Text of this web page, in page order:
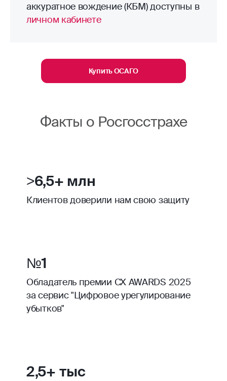
аккуратное вождение (КБМ) доступны в
личном кабинете
Купить ОСАГО
Факты о Росгосстрахе
>6,5+ млн
Клиентов доверили нам свою защиту
№1
Обладатель премии CX AWARDS 2025
за сервис "Цифровое урегулирование
убытков"
2,5+ тыс